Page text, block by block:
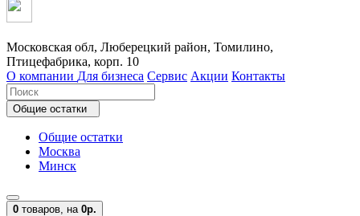
Московская обл, Люберецкий район, Томилино,
Птицефабрика, корп. 10
О компании Для бизнеса Сервис Акции Контакты
Общие остатки
Общие остатки
Москва
Минск
0 товаров, на 0р.